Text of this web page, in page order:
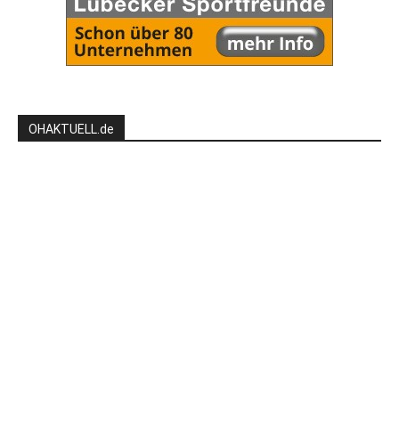
OHAKTUELL.de